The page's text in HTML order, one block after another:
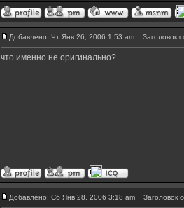
Добавлено: Чт Янв 26, 2006 1:53 am Заголовок
что именно не оригинально?
Добавлено: Сб Янв 28, 2006 3:18 am Заголовок